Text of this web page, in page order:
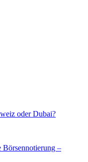
oder Dubai?
Börsennotierung –